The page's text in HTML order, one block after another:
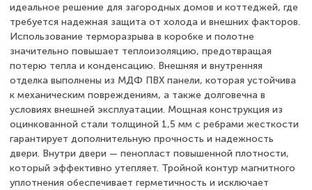
идеальное решение для загородных домов и коттеджей, где
требуется надежная защита от холода и внешних факторов.
Использование терморазрыва в коробке и полотне
значительно повышает теплоизоляцию, предотвращая
потерю тепла и конденсацию. Внешняя и внутренняя
отделка выполнены из МДФ ПВХ панели, которая устойчива
к механическим повреждениям, а также долговечна в
условиях внешней эксплуатации. Мощная конструкция из
оцинкованной стали толщиной 1,5 мм с ребрами жесткости
гарантирует дополнительную прочность и надежность
двери. Внутри двери — пенопласт повышенной плотности,
который эффективно утепляет. Тройной контур магнитного
уплотнения обеспечивает герметичность и исключает